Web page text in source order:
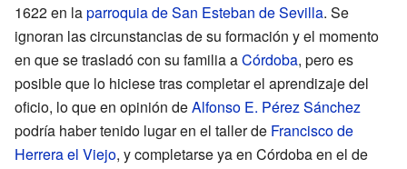
1622 en laparroquia de San Esteban de Sevilla. Se
ignoran las circunstancias de su formación y el momento
en que se trasladó con su familia aCórdoba, pero es
posible que lo hiciese tras completar el aprendizaje del
oficio, lo que en opinión deAlfonso E. Pérez Sánchez
podría haber tenido lugar en el taller de Francisco de
Herrera el Viejo, y completarse ya en Córdoba en el de